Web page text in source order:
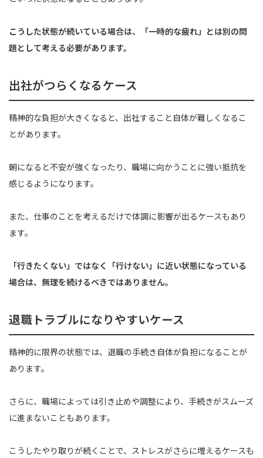
こうした状態が続いている場合は、「一時的な疲れ」とは別の問
題として考える必要があります。
出社がつらくなるケース
精神的な負担が大きくなると、出社すること自体が難しくなるこ
とがあります。
朝になると不安が強くなったり、職場に向かうことに強い抵抗を
感じるようになります。
また、仕事のことを考えるだけで体調に影響が出るケースもあり
ます。
「行きたくない」ではなく「行けない」に近い状態になっている
場合は、無理を続けるべきではありません。
退職トラブルになりやすいケース
精神的に限界の状態では、退職の手続き自体が負担になることが
あります。
さらに、職場によっては引き止めや調整により、手続きがスムーズ
に進まないこともあります。
こうしたやり取りが続くことで、ストレスがさらに増えるケースも